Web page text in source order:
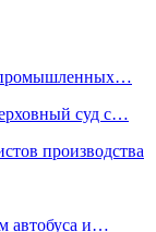
промышленных…
суд с…
производства
автобуса и…